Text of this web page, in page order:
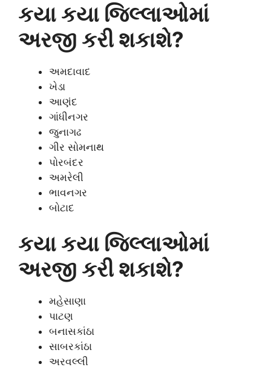
કયા કયા જિલ્લાઓમાં
અરજી કરી શકાશે?
અમદાવાદ
ખેડા
આણંદ
ગાંધીનગર
જુનાગઢ
ગીર સોમનાથ
પોરબંદર
અમરેલી
ભાવનગર
બોટાદ
કયા કયા જિલ્લાઓમાં
અરજી કરી શકાશે?
મહેસાણા
પાટણ
બનાસકાંઠા
સાબરકાંઠા
અરવલ્લી